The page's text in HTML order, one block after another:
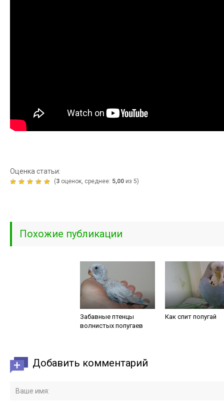
Оценка статьи:
(3оценок, среднее: 5,00из 5)
Похожие публикации
Забавные птенцы
волнистых попугаев
Как спит попугай
Добавить комментарий